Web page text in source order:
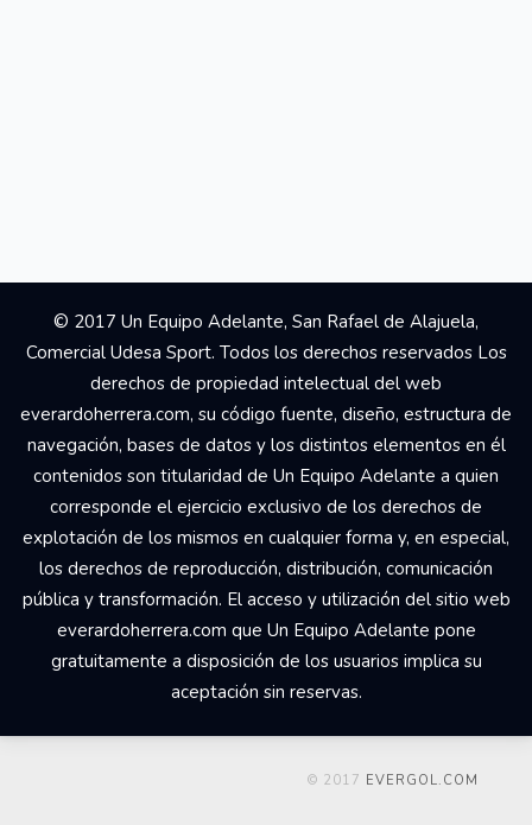
© 2017 Un Equipo Adelante, San Rafael de Alajuela,
Comercial Udesa Sport. Todos los derechos reservados Los
derechos de propiedad intelectual del web
everardoherrera.com, su código fuente, diseño, estructura de
navegación, bases de datos y los distintos elementos en él
contenidos son titularidad de Un Equipo Adelante a quien
corresponde el ejercicio exclusivo de los derechos de
explotación de los mismos en cualquier forma y, en especial,
los derechos de reproducción, distribución, comunicación
pública y transformación. El acceso y utilización del sitio web
everardoherrera.com que Un Equipo Adelante pone
gratuitamente a disposición de los usuarios implica su
aceptación sin reservas.
© 2017 EVERGOL.COM